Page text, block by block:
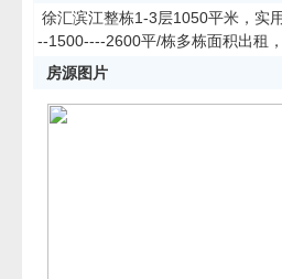
徐汇滨江整栋1-3层1050平米，实
--1500----2600平/栋多栋面积出租
房源图片